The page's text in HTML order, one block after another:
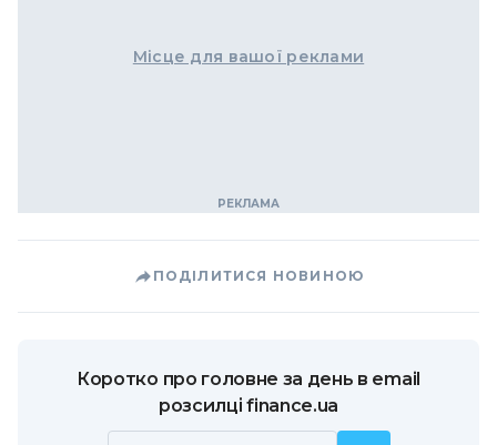
Місце для вашої реклами
ПОДІЛИТИСЯ НОВИНОЮ
Коротко про головне за день в email
розсилці finance.ua